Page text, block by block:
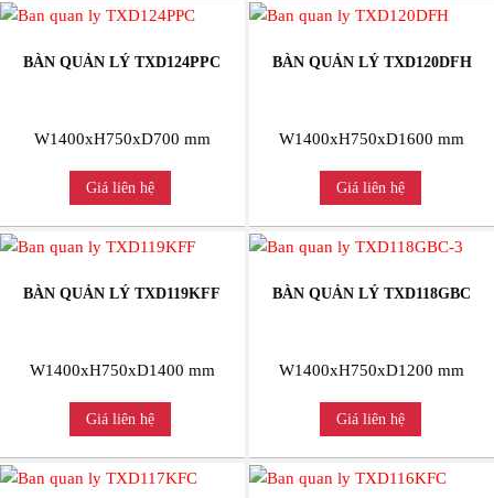
BÀN QUẢN LÝ TXD124PPC
W1400xH750xD700 mm
Giá liên hệ
BÀN QUẢN LÝ TXD120DFH
W1400xH750xD1600 mm
Giá liên hệ
BÀN QUẢN LÝ TXD119KFF
W1400xH750xD1400 mm
Giá liên hệ
BÀN QUẢN LÝ TXD118GBC
W1400xH750xD1200 mm
Giá liên hệ